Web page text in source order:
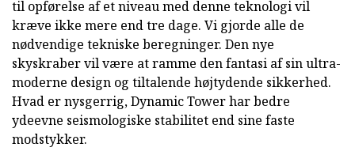
til opførelse af et niveau med denne teknologi vil
kræve ikke mere end tre dage. Vi gjorde alle de
nødvendige tekniske beregninger. Den nye
skyskraber vil være at ramme den fantasi af sin ultra-
moderne design og tiltalende højtydende sikkerhed.
Hvad er nysgerrig, Dynamic Tower har bedre
ydeevne seismologiske stabilitet end sine faste
modstykker.